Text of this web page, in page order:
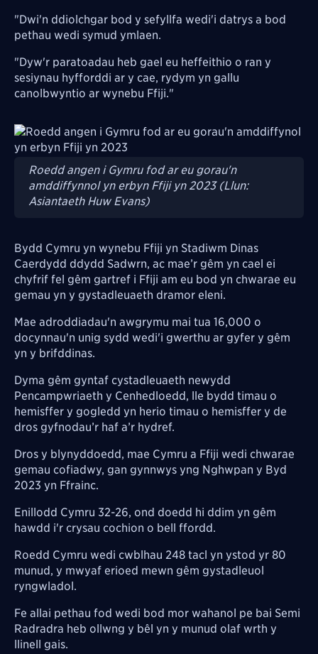
"Dwi'n ddiolchgar bod y sefyllfa wedi'i datrys a bod
pethau wedi symud ymlaen.
"Dyw'r paratoadau heb gael eu heffeithio o ran y
sesiynau hyfforddi ar y cae, rydym yn gallu
canolbwyntio ar wynebu Ffiji."
Image
Roedd angen i Gymru fod ar eu gorau'n
amddiffynnol yn erbyn Ffiji yn 2023 (Llun:
Asiantaeth Huw Evans)
Bydd Cymru yn wynebu Ffiji yn Stadiwm Dinas
Caerdydd ddydd Sadwrn, ac mae’r gêm yn cael ei
chyfrif fel gêm gartref i Ffiji am eu bod yn chwarae eu
gemau yn y gystadleuaeth dramor eleni.
Mae adroddiadau'n awgrymu mai tua 16,000 o
docynnau'n unig sydd wedi'i gwerthu ar gyfer y gêm
yn y brifddinas.
Dyma gêm gyntaf cystadleuaeth newydd
Pencampwriaeth y Cenhedloedd, lle bydd timau o
hemisffer y gogledd yn herio timau o hemisffer y de
dros gyfnodau’r haf a’r hydref.
Dros y blynyddoedd, mae Cymru a Ffiji wedi chwarae
gemau cofiadwy, gan gynnwys yng Nghwpan y Byd
2023 yn Ffrainc.
Enillodd Cymru 32-26, ond doedd hi ddim yn gêm
hawdd i'r crysau cochion o bell ffordd.
Roedd Cymru wedi cwblhau 248 tacl yn ystod yr 80
munud, y mwyaf erioed mewn gêm gystadleuol
ryngwladol.
Fe allai pethau fod wedi bod mor wahanol pe bai Semi
Radradra heb ollwng y bêl yn y munud olaf wrth y
llinell gais.